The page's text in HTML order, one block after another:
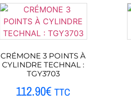
CRÉMONE 3 POINTS À
CYLINDRE TECHNAL :
TGY3703
112.90€ TTC